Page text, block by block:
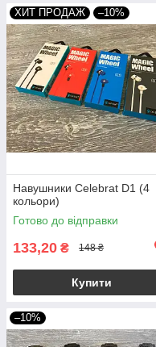
ХИТ ПРОДАЖ –10%
Навушники Celebrat D1 (4
кольори)
Готово до відправки
133,20 ₴ 148 ₴
Купити
–10%